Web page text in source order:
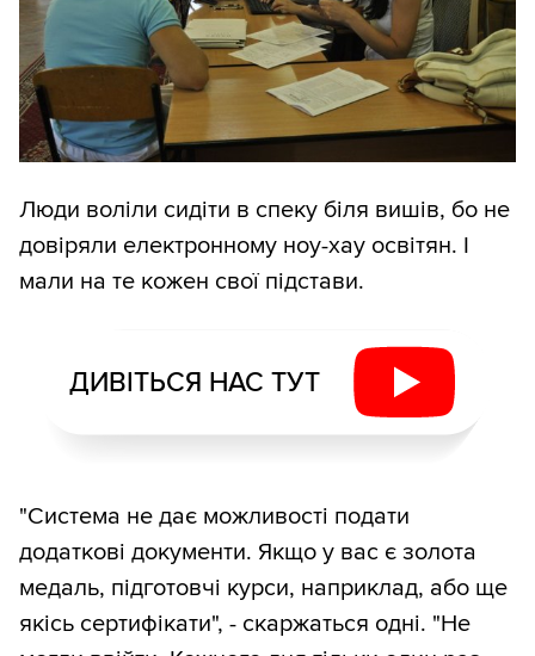
Люди воліли сидіти в спеку біля вишів, бо не
довіряли електронному ноу-хау освітян. І
мали на те кожен свої підстави.
ДИВІТЬСЯ НАС ТУТ
"Система не дає можливості подати
додаткові документи. Якщо у вас є золота
медаль, підготовчі курси, наприклад, або ще
якісь сертифікати", - скаржаться одні. "Не